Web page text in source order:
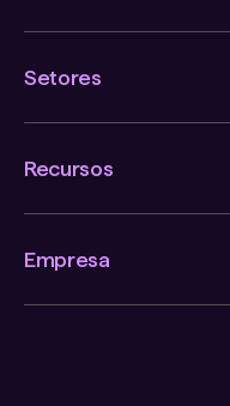
Setores
Recursos
Empresa